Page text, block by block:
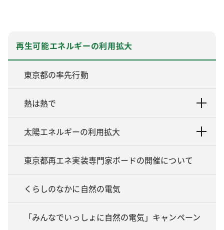
再生可能エネルギーの利用拡大
東京都の率先行動
熱は熱で
太陽エネルギーの利用拡大
東京都再エネ実装専門家ボードの開催について
くらしのなかに自然の電気
「みんなでいっしょに自然の電気」キャンペーン